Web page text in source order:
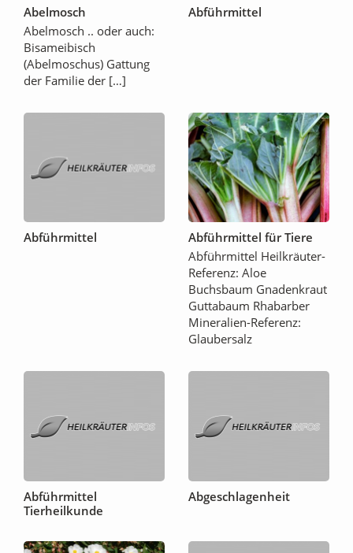
Abelmosch
Abelmosch .. oder auch:
Bisameibisch
(Abelmoschus) Gattung
der Familie der […]
Abführmittel
Abführmittel
Abführmittel für Tiere
Abführmittel Heilkräuter-
Referenz: Aloe
Buchsbaum Gnadenkraut
Guttabaum Rhabarber
Mineralien-Referenz:
Glaubersalz
Abführmittel
Tierheilkunde
Abgeschlagenheit